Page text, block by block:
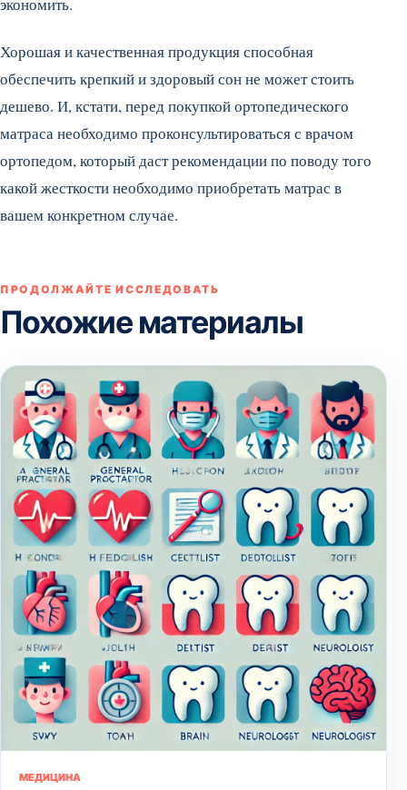
Хорошая и качественная продукция способная
обеспечить крепкий и здоровый сон не может стоить
дешево. И, кстати, перед покупкой ортопедического
матраса необходимо проконсультироваться с врачом
ортопедом, который даст рекомендации по поводу того
какой жесткости необходимо приобретать матрас в
вашем конкретном случае.
ПРОДОЛЖАЙТЕ ИССЛЕДОВАТЬ
Похожие материалы
МЕДИЦИНА